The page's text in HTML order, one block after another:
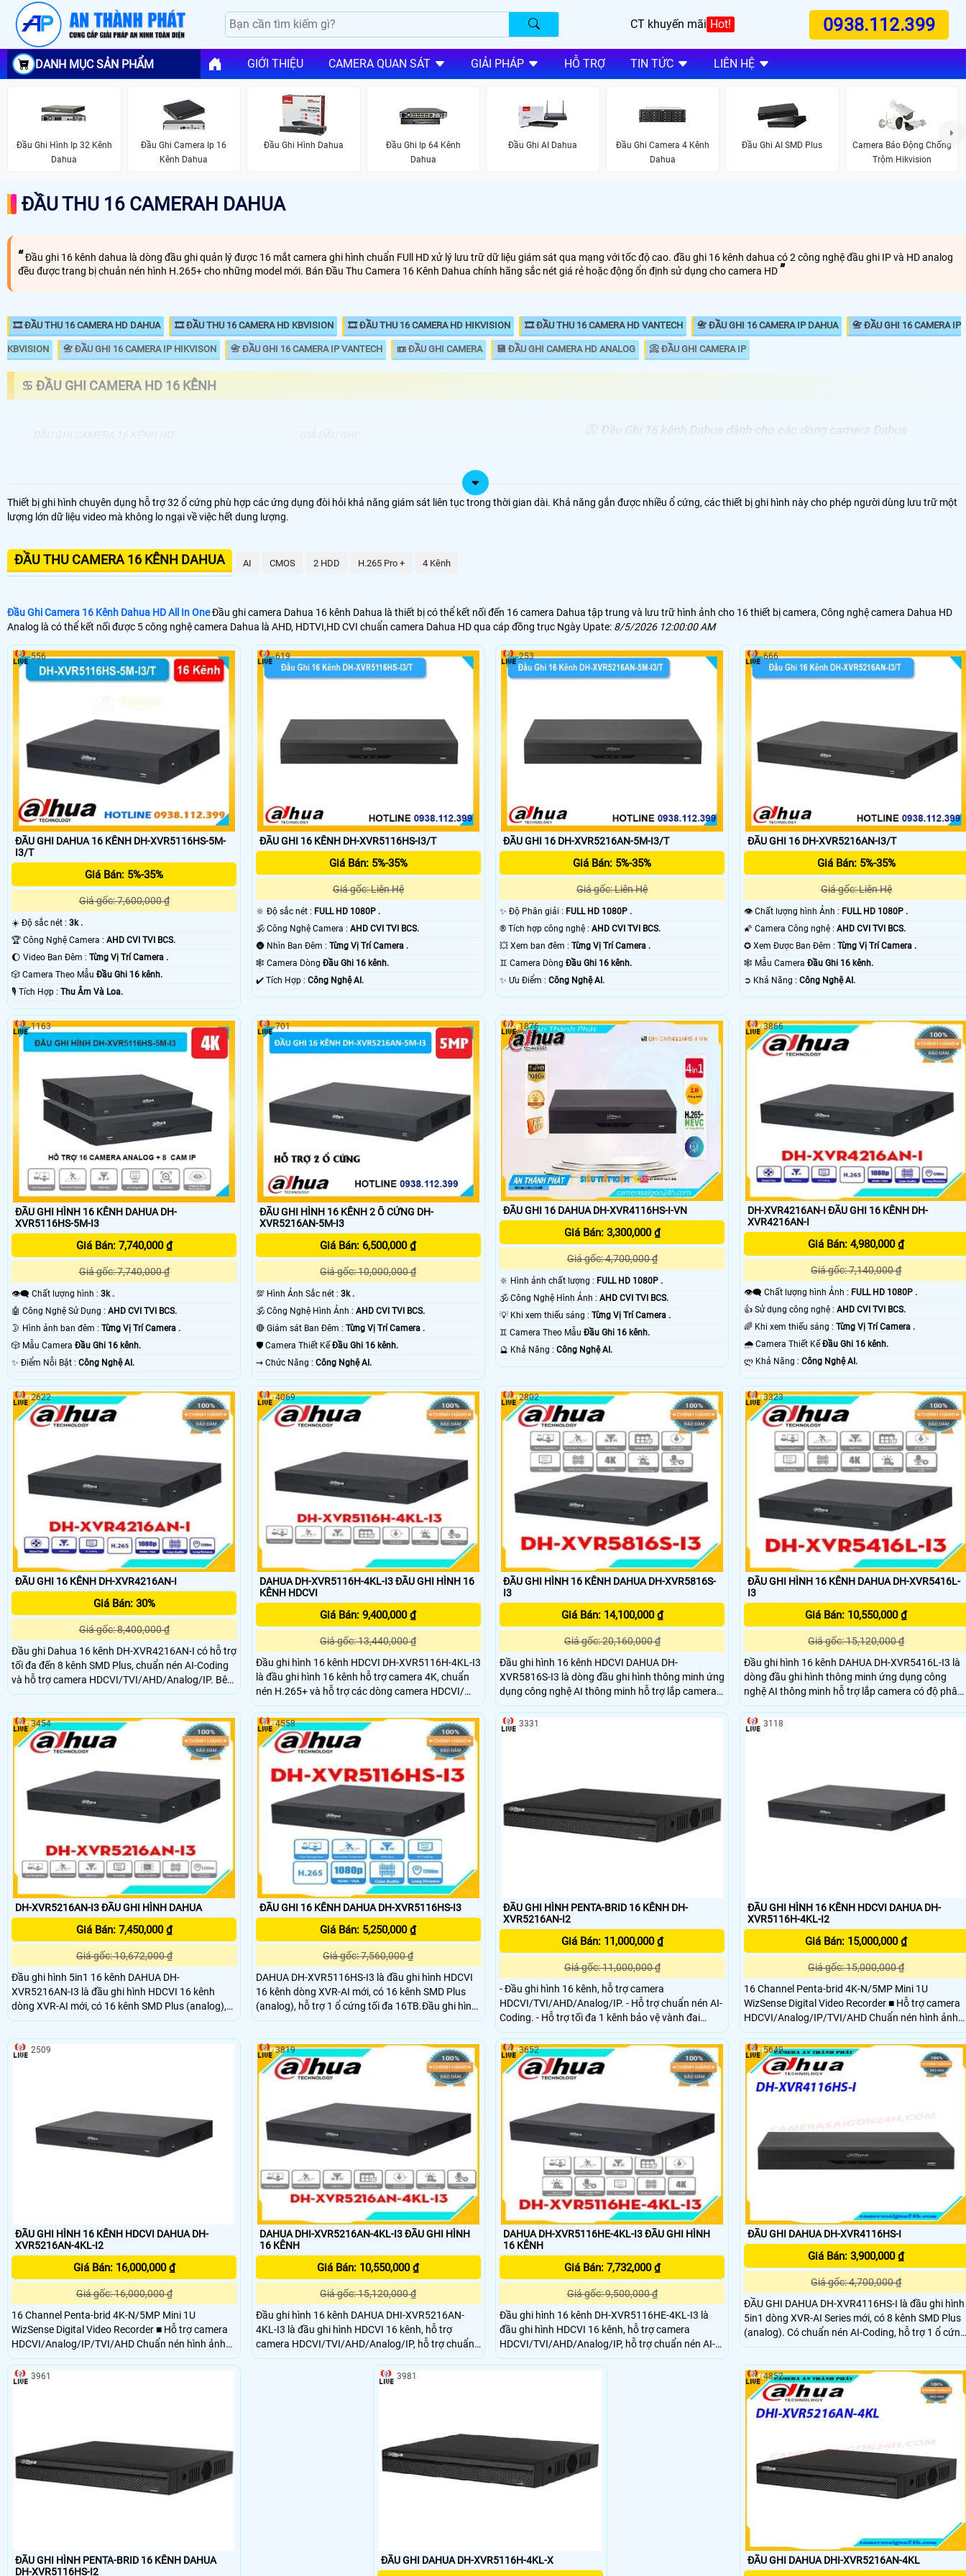
CT khuyến mãi Hot! 0938.112.399
DANH MỤC SẢN PHẨM GIỚI THIỆU CAMERA QUAN SÁT GIẢI PHÁP HỖ TRỢ TIN TỨC LIÊN HỆ
Đầu Ghi Hình Ip 32 Kênh
Dahua
Đầu Ghi Camera Ip 16
Kênh Dahua
Đầu Ghi Hình Dahua
Đầu Ghi Ip 64 Kênh
Dahua
Đầu Ghi AI Dahua
Đầu Ghi Camera 4 Kênh
Dahua
Đầu Ghi AI SMD Plus
Camera Báo Động Chống
Trộm Hikvision
ĐẦU THU 16 CAMERAH DAHUA
Đầu ghi 16 kênh dahua là dòng đầu ghi quản lý được 16 mắt camera ghi hình chuẩn FUll HD xử lý lưu trữ dữ liệu giám sát qua mạng với tốc độ cao. đầu ghi 16 kênh dahua có 2 công nghệ đầu ghi IP và HD analog
đều được trang bị chuản nén hình H.265+ cho những model mới. Bán Đầu Thu Camera 16 Kênh Dahua chính hãng sắc nét giá rẻ hoặc động ổn định sử dụng cho camera HD
🎞 ĐẦU THU 16 CAMERA HD DAHUA 🎞 ĐẦU THU 16 CAMERA HD KBVISION 🎞 ĐẦU THU 16 CAMERA HD HIKVISION 🎞 ĐẦU THU 16 CAMERA HD VANTECH 📇 ĐẦU GHI 16 CAMERA IP DAHUA 📇 ĐẦU GHI 16 CAMERA IP
KBVISION 📇 ĐẦU GHI 16 CAMERA IP HIKVISON 📇 ĐẦU GHI 16 CAMERA IP VANTECH 📼 ĐẦU GHI CAMERA 💾 ĐẦU GHI CAMERA HD ANALOG 📀 ĐẦU GHI CAMERA IP
♋ ĐẦU GHI CAMERA HD 16 KÊNH
🗄 Đầu Thu Camera 16 Kênh Dahua Kbvision
📬 Đầu Ghi 16 Kênh Dahua 4k Dahua
📀 Đầu Ghi 16 kênh Dahua dành cho các dòng camera Dahua
Dahua hd 16 kênh Dahua giá rẻ giám sát qua mạng điện thoại ổn
định với công nghệ cloud và tên miền theo chính hãng.
Thiết bị ghi hình chuyên dụng hỗ trợ 32 ổ cứng phù hợp các ứng dụng đòi hỏi khả năng giám sát liên tục trong thời gian dài. Khả năng gắn được nhiều ổ cứng, các thiết bị ghi hình này cho phép người dùng lưu trữ một
lượng lớn dữ liệu video mà không lo ngại về việc hết dung lượng.
ĐẦU THU CAMERA 16 KÊNH DAHUA AI CMOS 2 HDD H.265 Pro + 4 Kênh
Đầu Ghi Camera 16 Kênh Dahua HD All In OneĐầu ghi camera Dahua 16 kênh Dahua là thiết bị có thể kết nối đến 16 camera Dahua tập trung và lưu trữ hình ảnh cho 16 thiết bị camera, Công nghệ camera Dahua HD
Analog là có thể kết nối được 5 công nghệ camera Dahua là AHD, HDTVI,HD CVI chuẩn camera Dahua HD qua cáp đồng trục Ngày Upate: 8/5/2026 12:00:00 AM
ĐẦU GHI DAHUA 16 KÊNH DH-XVR5116HS-5M-
I3/T
Giá Bán: 5%-35%
Giá gốc: 7,600,000 ₫
☀️ Độ sắc nét : 3k .
🏆 Công Nghệ Camera : AHD CVI TVI BCS.
🌔 Video Ban Đêm : Từng Vị Trí Camera .
🎲 Camera Theo Mẫu Đầu Ghi 16 kênh.
️🎙 Tích Hợp : Thu Âm Và Loa.
556
ĐẦU GHI 16 KÊNH DH-XVR5116HS-I3/T
Giá Bán: 5%-35%
Giá gốc: Liên Hệ
🔆 Độ sắc nét : FULL HD 1080P .
🕉️ Công Nghệ Camera : AHD CVI TVI BCS.
🌚 Nhìn Ban Đêm : Từng Vị Trí Camera .
🕸️ Camera Dòng Đầu Ghi 16 kênh.
️✔️ Tích Hợp : Công Nghệ AI.
619
ĐẦU GHI 16 DH-XVR5216AN-5M-I3/T
Giá Bán: 5%-35%
Giá gốc: Liên Hệ
✨ Độ Phân giải : FULL HD 1080P .
®️ Tích hợp công nghệ :AHD CVI TVI BCS.
💥 Xem ban đêm :Từng Vị Trí Camera .
♊ Camera DòngĐầu Ghi 16 kênh.
️✨ Ưu Điểm :Công Nghệ AI.
253
ĐẦU GHI 16 DH-XVR5216AN-I3/T
Giá Bán: 5%-35%
Giá gốc: Liên Hệ
👁 Chất lượng hình Ảnh : FULL HD 1080P .
🌠 Camera Công nghệ : AHD CVI TVI BCS.
✪ Xem Được Ban Đêm : Từng Vị Trí Camera .
🕸️ Mẫu Camera Đầu Ghi 16 kênh.
️➲ Khả Năng : Công Nghệ AI.
666
ĐẦU GHI HÌNH 16 KÊNH DAHUA DH-
XVR5116HS-5M-I3
Giá Bán: 7,740,000 ₫
Giá gốc: 7,740,000 ₫
👁️‍🗨 Chất lượng hình : 3k .
🤖️ Công Nghệ Sử Dụng : AHD CVI TVI BCS.
🌛 Hình ảnh ban đêm : Từng Vị Trí Camera .
🎲 Mẫu Camera Đầu Ghi 16 kênh.
️✨ Điểm Nỗi Bật : Công Nghệ AI.
1163
ĐẦU GHI HÌNH 16 KÊNH 2 Ổ CỨNG DH-
XVR5216AN-5M-I3
Giá Bán: 6,500,000 ₫
Giá gốc: 10,000,000 ₫
💯 Hình Ảnh Sắc nét : 3k .
🕉️ Công Nghệ Hình Ảnh : AHD CVI TVI BCS.
🔴 Giám sát Ban Đêm : Từng Vị Trí Camera .
🛡 Camera Thiết Kế Đầu Ghi 16 kênh.
️⇝ Chức Năng : Công Nghệ AI.
701
ĐẦU GHI 16 DAHUA DH-XVR4116HS-I-VN
Giá Bán: 3,300,000 ₫
Giá gốc: 4,700,000 ₫
🔆 Hình ảnh chất lượng : FULL HD 1080P .
🕉️ Công Nghệ Hình Ảnh :AHD CVI TVI BCS.
💡 Khi xem thiếu sáng :Từng Vị Trí Camera .
♊ Camera Theo MẫuĐầu Ghi 16 kênh.
️🔮 Khả Năng :Công Nghệ AI.
1876
DH-XVR4216AN-I ĐẦU GHI 16 KÊNH DH-
XVR4216AN-I
Giá Bán: 4,980,000 ₫
Giá gốc: 7,140,000 ₫
👁️‍🗨 Chất lượng hình Ảnh : FULL HD 1080P .
👍 Sử dụng công nghệ : AHD CVI TVI BCS.
🌈 Khi xem thiếu sáng : Từng Vị Trí Camera .
🌧️ Camera Thiết Kế Đầu Ghi 16 kênh.
️ლ Khả Năng : Công Nghệ AI.
3866
ĐẦU GHI 16 KÊNH DH-XVR4216AN-I
Giá Bán: 30%
Giá gốc: 8,400,000 ₫
Đầu ghi Dahua 16 kênh DH-XVR4216AN-I có hỗ trợ
tối đa đến 8 kênh SMD Plus, chuẩn nén AI-Coding
và hỗ trợ camera HDCVI/TVI/AHD/Analog/IP. Bên
cạnh đó, còn hỗ trợ ghi hình camera có độ phân
hình ảnh H.265+ cho hình ảnh sắc nét và chất
lượng cao
2622
DAHUA DH-XVR5116H-4KL-I3 ĐẦU GHI HÌNH 16
KÊNH HDCVI
Giá Bán: 9,400,000 ₫
Giá gốc: 13,440,000 ₫
Đầu ghi hình 16 kênh HDCVI DH-XVR5116H-4KL-I3
là đầu ghi hình 16 kênh hỗ trợ camera 4K, chuẩn
nén H.265+ và hỗ trợ các dòng camera HDCVI/
TVI/ AHD, IP & Analog, thiết kế vỏ chất liệu kim liệu,
giúp hệ thống hoạt động ổn định, lâu dài.
4069
ĐẦU GHI HÌNH 16 KÊNH DAHUA DH-XVR5816S-
I3
Giá Bán: 14,100,000 ₫
Giá gốc: 20,160,000 ₫
Đầu ghi hình 16 kênh HDCVI DAHUA DH-
XVR5816S-I3 là dòng đầu ghi hình thông minh ứng
dụng công nghệ AI thông minh hỗ trợ lắp camera
có độ phân giải lên đến 6.0mp với chuẩn nén hình
ảnh H265+ cho chất lượng hình ảnh sắc nét và tiết
kiệm băng thông lưu trữ giúp tiết kiệm chi phí đầu
2802
ĐẦU GHI HÌNH 16 KÊNH DAHUA DH-XVR5416L-
I3
Giá Bán: 10,550,000 ₫
Giá gốc: 15,120,000 ₫
Đầu ghi hình 16 kênh DAHUA DH-XVR5416L-I3 là
dòng đầu ghi hình thông minh ứng dụng công
nghệ AI thông minh hỗ trợ lắp camera có độ phân
giải lên đến 6.0mp với chuẩn nén hình ảnh H265+
cho chất lượng hình ảnh sắc nét và tiết kiệm băng
thông lưu trữ giúp tiết kiệm chi phí đầu tư bộ lưu
3323
DH-XVR5216AN-I3 ĐẦU GHI HÌNH DAHUA
Giá Bán: 7,450,000 ₫
Giá gốc: 10,672,000 ₫
Đầu ghi hình 5in1 16 kênh DAHUA DH-
XVR5216AN-I3 là đầu ghi hình HDCVI 16 kênh
dòng XVR-AI mới, có 16 kênh SMD Plus (analog),
hỗ trợ 1 ổ cứng tối đa 16TB.Đầu ghi hình Dahua
hệ thống hoạt động ổn định, lâu dài, cho chất
3454
ĐẦU GHI 16 KÊNH DAHUA DH-XVR5116HS-I3
Giá Bán: 5,250,000 ₫
Giá gốc: 7,560,000 ₫
DAHUA DH-XVR5116HS-I3 là đầu ghi hình HDCVI
16 kênh dòng XVR-AI mới, có 16 kênh SMD Plus
(analog), hỗ trợ 1 ổ cứng tối đa 16TB.Đầu ghi hình
Dahua này thiết kế vỏ kim loại, có khe tản nhiệt tốt,
lượng hình ảnh, phù hợp với các dự án vừa và nhỏ
4558
ĐẦU GHI HÌNH PENTA-BRID 16 KÊNH DH-
XVR5216AN-I2
Giá Bán: 11,000,000 ₫
Giá gốc: 11,000,000 ₫
- Đầu ghi hình 16 kênh, hỗ trợ camera
HDCVI/TVI/AHD/Analog/IP. - Hỗ trợ chuẩn nén AI-
Coding. - Hỗ trợ tối đa 1 kênh bảo vệ vành đai
(analog) hoặc 1 kênh nhận diện khuôn mặt
(analog) hoặc 4 kênh SMD Plus (analog)
3331
ĐẦU GHI HÌNH 16 KÊNH HDCVI DAHUA DH-
XVR5116H-4KL-I2
Giá Bán: 15,000,000 ₫
Giá gốc: 15,000,000 ₫
16 Channel Penta-brid 4K-N/5MP Mini 1U
WizSense Digital Video Recorder ■ Hỗ trợ camera
HDCVI/Analog/IP/TVI/AHD Chuẩn nén hình ảnh
H.265+/H.265 ■ Chuẩn nén hình ảnh H.265+/H
3118
ĐẦU GHI HÌNH 16 KÊNH HDCVI DAHUA DH-
XVR5216AN-4KL-I2
Giá Bán: 16,000,000 ₫
Giá gốc: 16,000,000 ₫
16 Channel Penta-brid 4K-N/5MP Mini 1U
WizSense Digital Video Recorder ■ Hỗ trợ camera
HDCVI/Analog/IP/TVI/AHD Chuẩn nén hình ảnh
H.265+/H.265 ■ Chuẩn nén hình ảnh H.265+/H
2509
DAHUA DHI-XVR5216AN-4KL-I3 ĐẦU GHI HÌNH
16 KÊNH
Giá Bán: 10,550,000 ₫
Giá gốc: 15,120,000 ₫
Đầu ghi hình 16 kênh DAHUA DHI-XVR5216AN-
4KL-I3 là đầu ghi hình HDCVI 16 kênh, hỗ trợ
camera HDCVI/TVI/AHD/Analog/IP, hỗ trợ chuẩn
nén AI-Coding.Đầu ghi hình Dahua này thiết kế vỏ
kim loại, có khe tản nhiệt tốt, giúp hệ thống hoạt
động ổn định, lâu dài, cho chất lượng hình ảnh,
3819
DAHUA DH-XVR5116HE-4KL-I3 ĐẦU GHI HÌNH
16 KÊNH
Giá Bán: 7,732,000 ₫
Giá gốc: 9,500,000 ₫
Đầu ghi hình 16 kênh DH-XVR5116HE-4KL-I3 là
đầu ghi hình HDCVI 16 kênh, hỗ trợ camera
HDCVI/TVI/AHD/Analog/IP, hỗ trợ chuẩn nén AI-
Coding.Đầu ghi hình Dahua này thiết kế vỏ kim
loại, có khe tản nhiệt tốt, giúp hệ thống hoạt động
3652
ĐẦU GHI DAHUA DH-XVR4116HS-I
Giá Bán: 3,900,000 ₫
Giá gốc: 4,700,000 ₫
ĐẦU GHI DAHUA DH-XVR4116HS-I là đầu ghi hình
5in1 dòng XVR-AI Series mới, có 8 kênh SMD Plus
(analog). Có chuẩn nén AI-Coding, hỗ trợ 1 ổ cứng
tối đa 10TB. ĐẦU GHI DAHUA DH-XVR4116HS-I
kiệm băng thông và lưu trữ hình ảnh giám sát
5649
ĐẦU GHI HÌNH PENTA-BRID 16 KÊNH DAHUA
DH-XVR5116HS-I2
3961
ĐẦU GHI DAHUA DH-XVR5116H-4KL-X
3981
ĐẦU GHI DAHUA DHI-XVR5216AN-4KL
4852